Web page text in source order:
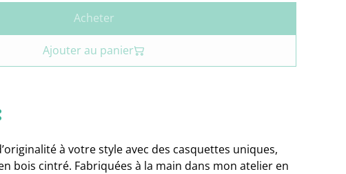
Acheter
Ajouter au panier
à votre style avec des casquettes uniques,
bois cintré. Fabriquées à la main dans mon atelier en